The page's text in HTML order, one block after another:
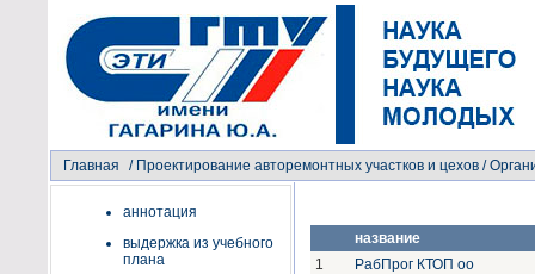
Главная / Проектирование авторемонтных участков и цехов /
аннотация
выдержка из учебного
плана
название
1
РабПрог КТОП оо